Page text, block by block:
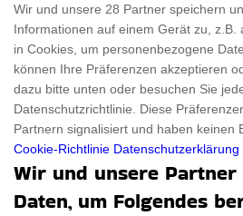
Genießen Sie einen
auf die gesamte Hydra Star-
Gelegenheit, Ihre Garderobe
Artikeln zu deutlich
bereichern. Lassen Sie sich
Angebot nicht entgehen!
GET
Wir und unsere 28 Partner speichern
Informationen auf einem Gerät zu, z.B.
in Cookies, um personenbezogene
können Ihre Präferenzen akzeptieren
dazu bitte unten oder besuchen Sie
Datenschutzrichtlinie. Diese
Partnern signalisiert und haben keinen
Cookie-Richtlinie Datenschutzerklärung
Wir und unsere
Daten, um Folgendes